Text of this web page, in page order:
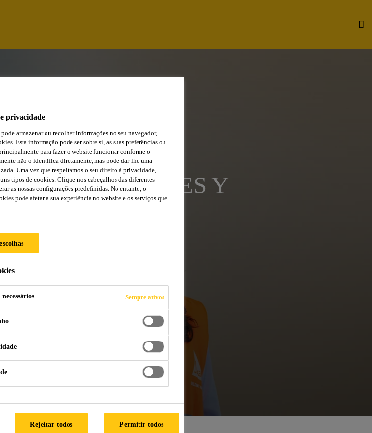
DOSIFICADORES Y
privacidade
armazenar ou recolher informações no seu navegador,
Esta informação pode ser sobre si, as suas preferências ou
para fazer o website funcionar conforme o
não o identifica diretamente, mas pode dar-lhe uma
Uma vez que respeitamos o seu direito à privacidade,
tipos de cookies. Clique nos cabeçalhos das diferentes
as nossas configurações predefinidas. No entanto, o
pode afetar a sua experiência no website e os serviços que
Sempre ativos
Rejeitar todos Permitir todos